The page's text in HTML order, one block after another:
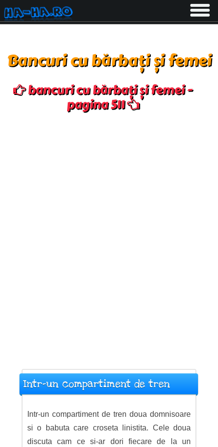
Toggle
Bancuri cu bărbați și femei
bancuri cu bărbați și femei -
pagina 511
Intr-un compartiment de tren
Intr-un compartiment de tren doua domnisoare
si o babuta care croseta linistita. Cele doua
discuta cam ce si-ar dori fiecare de la un